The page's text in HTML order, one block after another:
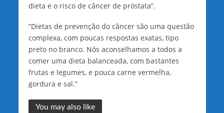
dieta e o risco de câncer de próstata”.
“Dietas de prevenção do câncer são uma questão
complexa, com poucas respostas exatas, tipo
preto no branco. Nós aconselhamos a todos a
comer uma dieta balanceada, com bastantes
frutas e legumes, e pouca carne vermelha,
gordura e sal.”
You may also like